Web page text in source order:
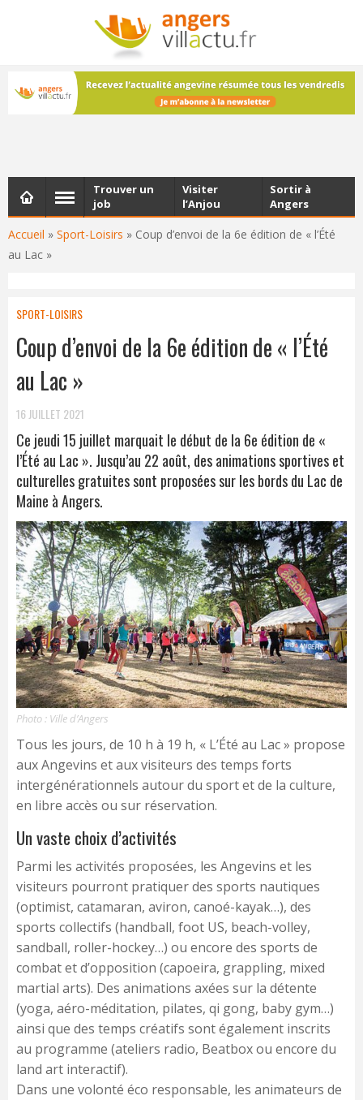
NEWSLETTER
Les dernières actualités d'Angers, chaque vendredi dans
votre boîte e-mail
Accueil » Sport-Loisirs » Coup d’envoi de la 6e édition de « l’Été
au Lac »
Trouver un
job
Visiter
l’Anjou
Sortir à
Angers
SPORT-LOISIRS
Coup d’envoi de la 6e édition de « l’Été
au Lac »
16 JUILLET 2021
Ce jeudi 15 juillet marquait le début de la 6e édition de «
l’Été au Lac ». Jusqu’au 22 août, des animations sportives et
culturelles gratuites sont proposées sur les bords du Lac de
Maine à Angers.
Photo : Ville d’Angers
Tous les jours, de 10 h à 19 h, « L’Été au Lac » propose
aux Angevins et aux visiteurs des temps forts
intergénérationnels autour du sport et de la culture,
en libre accès ou sur réservation.
Un vaste choix d’activités
Parmi les activités proposées, les Angevins et les
visiteurs pourront pratiquer des sports nautiques
(optimist, catamaran, aviron, canoé-kayak…), des
sports collectifs (handball, foot US, beach-volley,
sandball, roller-hockey…) ou encore des sports de
combat et d’opposition (capoeira, grappling, mixed
martial arts). Des animations axées sur la détente
(yoga, aéro-méditation, pilates, qi gong, baby gym…)
ainsi que des temps créatifs sont également inscrits
au programme (ateliers radio, Beatbox ou encore du
land art interactif).
Dans une volonté éco responsable, les animateurs de